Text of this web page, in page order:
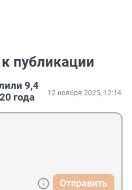
публикации
9,4
года
12 ноября 2025, 12:14
Отправить